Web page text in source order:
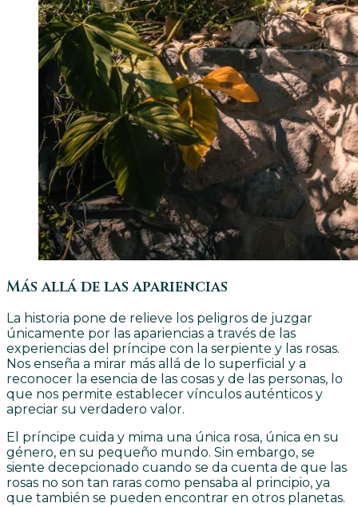
Más allá de las apariencias
La historia pone de relieve los peligros de juzgar
únicamente por las apariencias a través de las
experiencias del príncipe con la serpiente y las rosas.
Nos enseña a mirar más allá de lo superficial y a
reconocer la esencia de las cosas y de las personas, lo
que nos permite establecer vínculos auténticos y
apreciar su verdadero valor.
El príncipe cuida y mima una única rosa, única en su
género, en su pequeño mundo. Sin embargo, se
siente decepcionado cuando se da cuenta de que las
rosas no son tan raras como pensaba al principio, ya
que también se pueden encontrar en otros planetas.